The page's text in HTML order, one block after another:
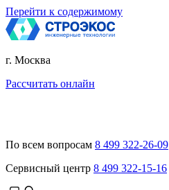
Перейти к содержимому
г. Москва
Рассчитать онлайн
По всем вопросам 8 499 322-26-09
Сервисный центр 8 499 322-15-16